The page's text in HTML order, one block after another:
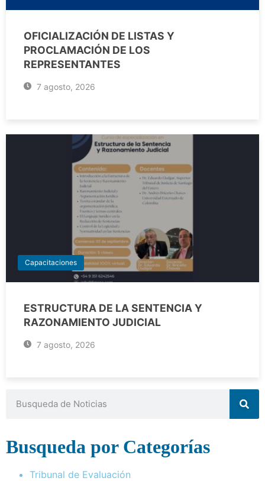
OFICIALIZACIÓN DE LISTAS Y
PROCLAMACIÓN DE LOS
REPRESENTANTES
7 agosto, 2026
Capacitaciones
ESTRUCTURA DE LA SENTENCIA Y
RAZONAMIENTO JUDICIAL
7 agosto, 2026
Busqueda por Categorías
Tribunal de Evaluación